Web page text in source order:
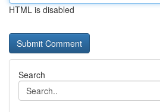
HTML is disabled
Search